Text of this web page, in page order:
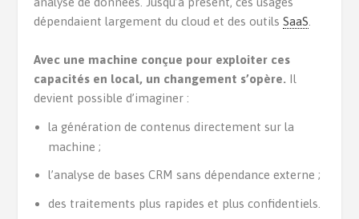
dépendaient largement du cloud et des outilsSaaS
Avec une machine conçue pour exploiter ces
capacités en local, un changement s’opère. Il
devient possible d’imaginer :
la génération de contenus directement sur la
machine ;
l’analyse de bases CRM sans dépendance externe ;
des traitements plus rapides et plus confidentiels.